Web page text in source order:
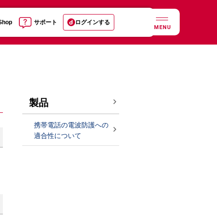
サポート ログインする
MENU
製品
携帯電話の電波防護への
適合性について